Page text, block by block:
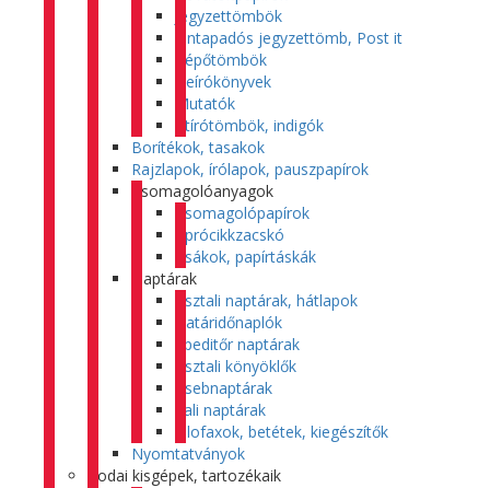
Jegyzettömbök
Öntapadós jegyzettömb, Post it
Tépőtömbök
Beírókönyvek
Mutatók
Átírótömbök, indigók
Borítékok, tasakok
Rajzlapok, írólapok, pauszpapírok
Csomagolóanyagok
Csomagolópapírok
Aprócikkzacskó
Zsákok, papírtáskák
Naptárak
Asztali naptárak, hátlapok
Határidőnaplók
Speditőr naptárak
Asztali könyöklők
Zsebnaptárak
Fali naptárak
Filofaxok, betétek, kiegészítők
Nyomtatványok
Irodai kisgépek, tartozékaik